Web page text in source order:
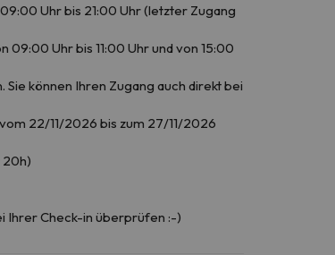
Uhr bis 21:00 Uhr (letzter Zugang
09:00 Uhr bis 11:00 Uhr und von 15:00
können Ihren Zugang auch direkt bei
22/11/2026 bis zum 27/11/2026
20h)
Ihrer Check-in überprüfen :-)